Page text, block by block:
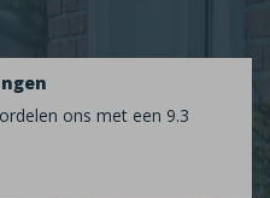
ons met een 9.3